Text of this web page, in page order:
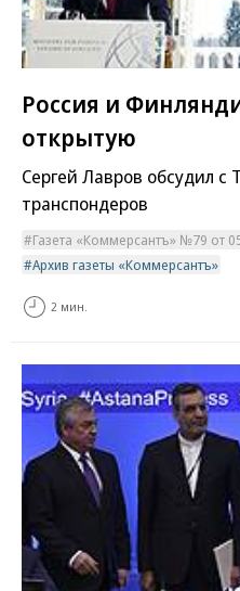
Россия и
открытую
Сергей Лавров обсудил с
транспондеров
Газета «Коммерсантъ» №79 от
Архив газеты «Коммерсантъ»
2 мин.